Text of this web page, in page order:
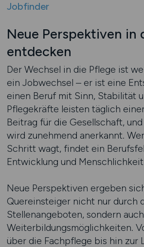
Jobfinder
Neue Perspektiven in
entdecken
Der Wechsel in die Pflege ist
ein Jobwechsel – er ist eine
einen Beruf mit Sinn, Stabilität
Pflegekräfte leisten täglich
Beitrag für die Gesellschaft,
wird zunehmend anerkannt.
Schritt wagt, findet ein
Entwicklung und
Neue Perspektiven ergeben
Quereinsteiger nicht nur durch
Stellenangeboten, sondern
Weiterbildungsmöglichkeiten.
über die Fachpflege bis hin zur